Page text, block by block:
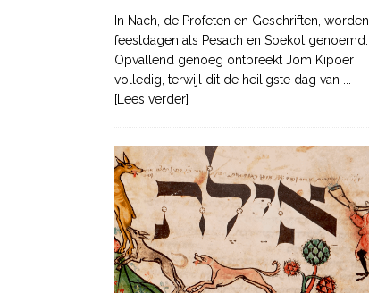
In Nach, de Profeten en Geschriften, worden
feestdagen als Pesach en Soekot genoemd.
Opvallend genoeg ontbreekt Jom Kipoer
volledig, terwijl dit de heiligste dag van
[Lees verder]